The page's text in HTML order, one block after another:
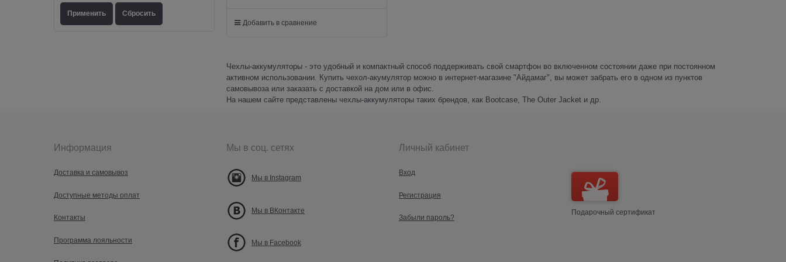
Добавить в сравнение
Чехлы-аккумуляторы - это удобный и компактный способ поддерживать свой смартфон во включенном состоянии даже при постоянном
активном использовании. Купить чехол-акумулятор можно в интернет-магазине "Айдамаг", вы может забрать его в одном из пунктов
самовывоза или заказать с доставкой на дом или в офис.
На нашем сайте представлены чехлы-аккумуляторы таких брендов, как Bootcase, The Outer Jacket и др.
Информация
Доставка и самовывоз
Доступные методы оплат
Контакты
Программа лояльности
Мы в соц. сетях
Мы в Instagram
Мы в ВКонтакте
Мы в Facebook
Личный кабинет
Вход
Регистрация
Забыли пароль?
Подарочный сертификат